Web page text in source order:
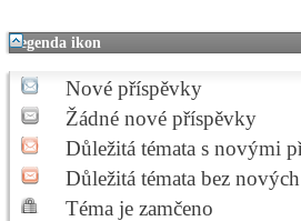
Legenda ikon
Nové příspěvky
Žádné nové příspěvky
Důležitá témata s novými
Důležitá témata bez
Téma je zamčeno